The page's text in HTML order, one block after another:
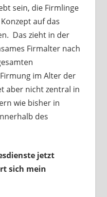
sein, die Firmlinge
auf das
Das zieht in der
Firmalter nach
im Alter der
aber nicht zentral in
wie bisher in
des
jetzt
sich mein